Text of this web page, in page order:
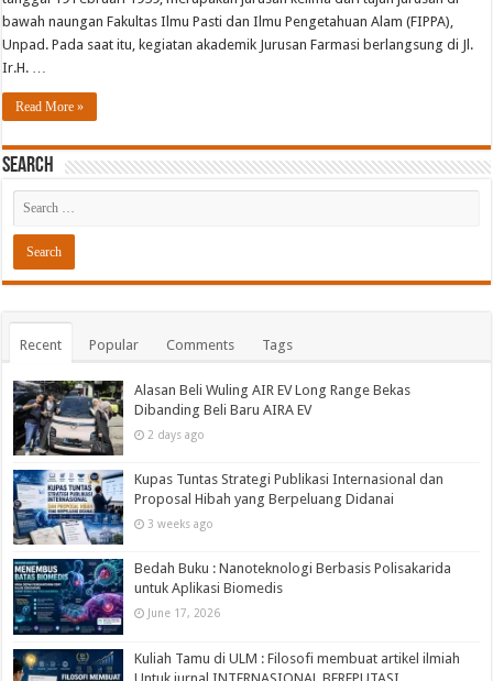
bawah naungan Fakultas Ilmu Pasti dan Ilmu Pengetahuan Alam (FIPPA),
Unpad. Pada saat itu, kegiatan akademik Jurusan Farmasi berlangsung di Jl.
Ir.H. …
Read More »
Search
Recent Popular Comments Tags
Alasan Beli Wuling AIR EV Long Range Bekas
Dibanding Beli Baru AIRA EV
2 days ago
Kupas Tuntas Strategi Publikasi Internasional dan
Proposal Hibah yang Berpeluang Didanai
3 weeks ago
Bedah Buku : Nanoteknologi Berbasis Polisakarida
untuk Aplikasi Biomedis
June 17, 2026
Kuliah Tamu di ULM : Filosofi membuat artikel ilmiah
Untuk jurnal INTERNASIONAL BEREPUTASI